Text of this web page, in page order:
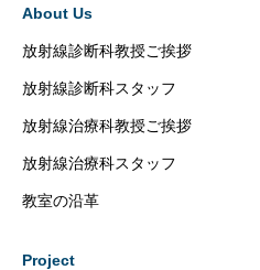
About Us
放射線診断科教授ご挨拶
放射線診断科スタッフ
放射線治療科教授ご挨拶
放射線治療科スタッフ
教室の沿革
Project